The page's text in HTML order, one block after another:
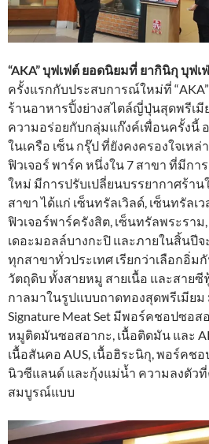
“AKA” บุฟเฟต์ ยอดนิยมที่ ยากินิกุ บุฟ
ครั้งแรกกับประสบการณ์ใหม่ที่
ร้านอาหารปิ้งย่างสไตล์ญี่ปุ่นสุดพรีเมี
ความอร่อยกับกลุ่มแก๊งค์เพื่อนครั้งนี้
ในเครือ เซ็น กรุ๊ป ที่ยังคงครองใจเห
ฟิวเจอร์ พาร์ค หนึ่งใน 7 สาขา ที่มีกา
ใหม่ มีการปรับเปลี่ยนบรรยากาศร้าน
สาขา ได้แก่ เซ็นทรัลเวิลด์, เซ็นทรัลเ
ฟิวเจอร์พาร์ครังสิต, เซ็นทรัลพระรา
เดอะมอลล์บางกะปิ และภายในสิ้นปี
ทุกสาขาทั่วประเทศ เรียกว่าเลือกอิ่ม
วัตถุดิบ ทั้งสายหมู สายเนื้อ และสาย
กาลมาในรูปแบบถาดทองสุดพรีเมียม
Signature Meat Set มีพอร์คชอปซอ
หมูติดมันซอสอากะ, เนื้อติดมัน และ
เนื้อสันคอ AUS, เนื้อฮิระนิกุ, พอร์คช
นิวซีแลนด์ และกุ้งแม่น้ำ ความลงตัว
สมบูรณ์แบบ